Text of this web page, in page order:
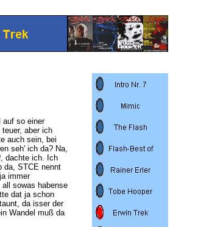
auf so einer
aber ich
auch sein, bei
seh' ich da? Na,
dachte ich. Ich
da, STCE nennt
immer
sowas habense
dat ja schon
da isser der
Wandel muß da